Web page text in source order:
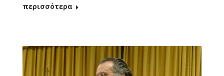
περισσότερα